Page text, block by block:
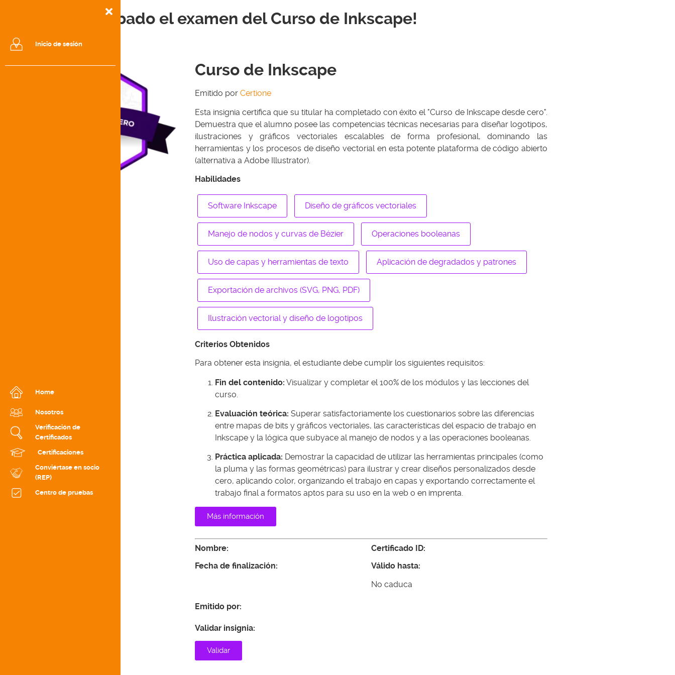
Inicio de sesión
Home
Nosotros
Verificación de
Certificados
Certificaciones
Conviértase en socio
(REP)
Centro de pruebas
¡He aprobado el examen del Curso de Inkscape!
Curso de Inkscape
Emitido por Certione
Esta insignia certifica que su titular ha completado con éxito el "Curso de Inkscape desde cero".
Demuestra que el alumno posee las competencias técnicas necesarias para diseñar logotipos,
ilustraciones y gráficos vectoriales escalables de forma profesional, dominando las
herramientas y los procesos de diseño vectorial en esta potente plataforma de código abierto
(alternativa a Adobe Illustrator).
Habilidades
Software Inkscape Diseño de gráficos vectoriales
Manejo de nodos y curvas de Bézier Operaciones booleanas
Uso de capas y herramientas de texto Aplicación de degradados y patrones
Exportación de archivos (SVG, PNG, PDF)
Ilustración vectorial y diseño de logotipos
Criterios Obtenidos
Para obtener esta insignia, el estudiante debe cumplir los siguientes requisitos:
Fin del contenido: Visualizar y completar el 100% de los módulos y las lecciones del
curso.
Evaluación teórica: Superar satisfactoriamente los cuestionarios sobre las diferencias
entre mapas de bits y gráficos vectoriales, las características del espacio de trabajo en
Inkscape y la lógica que subyace al manejo de nodos y a las operaciones booleanas.
Práctica aplicada: Demostrar la capacidad de utilizar las herramientas principales (como
la pluma y las formas geométricas) para ilustrar y crear diseños personalizados desde
cero, aplicando color, organizando el trabajo en capas y exportando correctamente el
trabajo final a formatos aptos para su uso en la web o en imprenta.
Más información
Nombre:
Fecha de finalización:
Certificado ID:
Válido hasta:
No caduca
Emitido por:
Validar insignia:
Validar